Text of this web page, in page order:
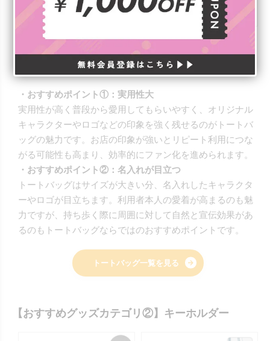
オリジナル フェアトレー
ドコットンマチ付マルシェ
バッグ ナチュラル
オリジナル キャンバスフ
ロントポケットサコッシュ
・おすすめポイント①：実用性大
実用性が高く普段から愛用してもらいやすく、オリジナル
キャラクターやロゴなどの印象を強く残せるのがトートバ
ッグの魅力です。お店の印象が強いとリピート利用につな
がる可能性も高まり、効率的にファン化を進められます。
・おすすめポイント②：名入れが目立つ
トートバッグはサイズが大きい分、名入れしたキャラクタ
ーやロゴが目立ちます。利用者本人の愛着が高まるのも魅
力ですが、持ち歩く際に周囲に対して自然と宣伝効果があ
るのもトートバッグならではのおすすめポイントです。
トートバッグ一覧を見る
【おすすめグッズカテゴリ②】キーホルダー